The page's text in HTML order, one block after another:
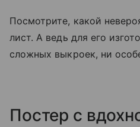
Посмотрите, какой
лист. А ведь для его
сложных выкроек, ни
Постер с